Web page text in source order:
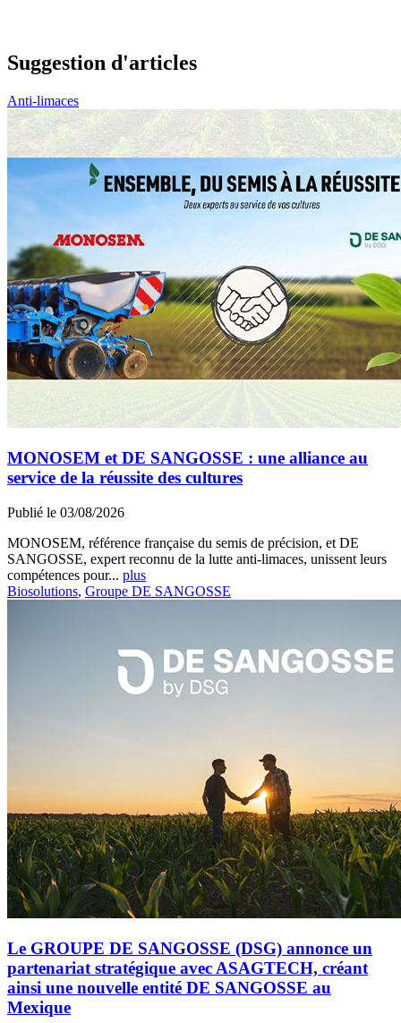
Suggestion d'articles
Anti-limaces
MONOSEM et DE SANGOSSE : une alliance au
service de la réussite des cultures
Publié le 03/08/2026
MONOSEM, référence française du semis de précision, et DE
SANGOSSE, expert reconnu de la lutte anti-limaces, unissent leurs
compétences pour... plus
Biosolutions, Groupe DE SANGOSSE
Le GROUPE DE SANGOSSE (DSG) annonce un
partenariat stratégique avec ASAGTECH, créant
ainsi une nouvelle entité DE SANGOSSE au
Mexique